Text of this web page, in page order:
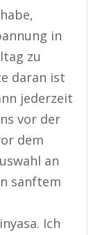
in
zu
daran ist
jederzeit
vor der
dem
an
sanftem
Ich